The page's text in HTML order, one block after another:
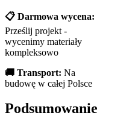
📋 Darmowa wycena:
Prześlij projekt -
wycenimy materiały
kompleksowo
🚚 Transport: Na
budowę w całej Polsce
Podsumowanie